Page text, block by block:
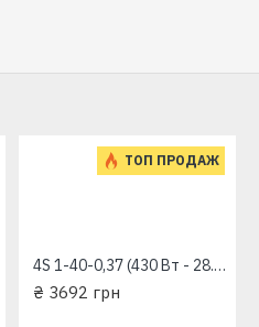
ТОП ПРОДАЖ
4S 1-40-0,37 (430 Вт - 28.3 л/мин - напор: 92 м) "RUDES" глубинный насос для скважин
₴ 3692 грн